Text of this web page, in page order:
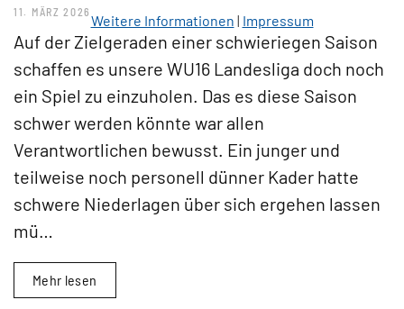
11. MÄRZ 2026
Auf der Zielgeraden einer schwieriegen Saison
schaffen es unsere WU16 Landesliga doch noch
ein Spiel zu einzuholen. Das es diese Saison
schwer werden könnte war allen
Verantwortlichen bewusst. Ein junger und
teilweise noch personell dünner Kader hatte
schwere Niederlagen über sich ergehen lassen
mü…
Mehr lesen
Weitere Informationen | Impressum